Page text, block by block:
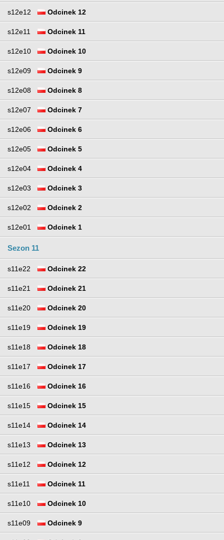
s12e12 Odcinek 12
s12e11 Odcinek 11
s12e10 Odcinek 10
s12e09 Odcinek 9
s12e08 Odcinek 8
s12e07 Odcinek 7
s12e06 Odcinek 6
s12e05 Odcinek 5
s12e04 Odcinek 4
s12e03 Odcinek 3
s12e02 Odcinek 2
s12e01 Odcinek 1
Sezon 11
s11e22 Odcinek 22
s11e21 Odcinek 21
s11e20 Odcinek 20
s11e19 Odcinek 19
s11e18 Odcinek 18
s11e17 Odcinek 17
s11e16 Odcinek 16
s11e15 Odcinek 15
s11e14 Odcinek 14
s11e13 Odcinek 13
s11e12 Odcinek 12
s11e11 Odcinek 11
s11e10 Odcinek 10
s11e09 Odcinek 9